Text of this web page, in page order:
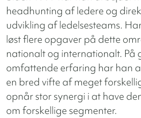
headhunting af ledere og
udvikling af ledelsesteams.
løst flere opgaver på dette
nationalt og internationalt. På
omfattende erfaring har han
en bred vifte af meget
opnår stor synergi i at have
om forskellige segmenter.